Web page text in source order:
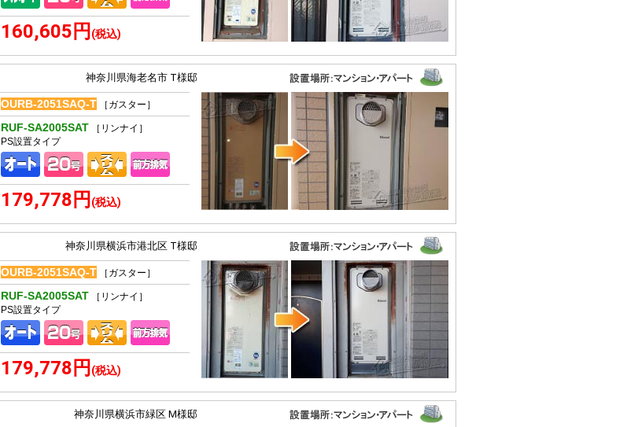
160,605円 (税込)
神奈川県海老名市 T様邸
OURB-2051SAQ-T ［ガスター］
RUF-SA2005SAT
［リンナイ］
PS設置タイプ
179,778円 (税込)
神奈川県横浜市港北区 T様邸
OURB-2051SAQ-T ［ガスター］
RUF-SA2005SAT
［リンナイ］
PS設置タイプ
179,778円 (税込)
神奈川県横浜市緑区 M様邸